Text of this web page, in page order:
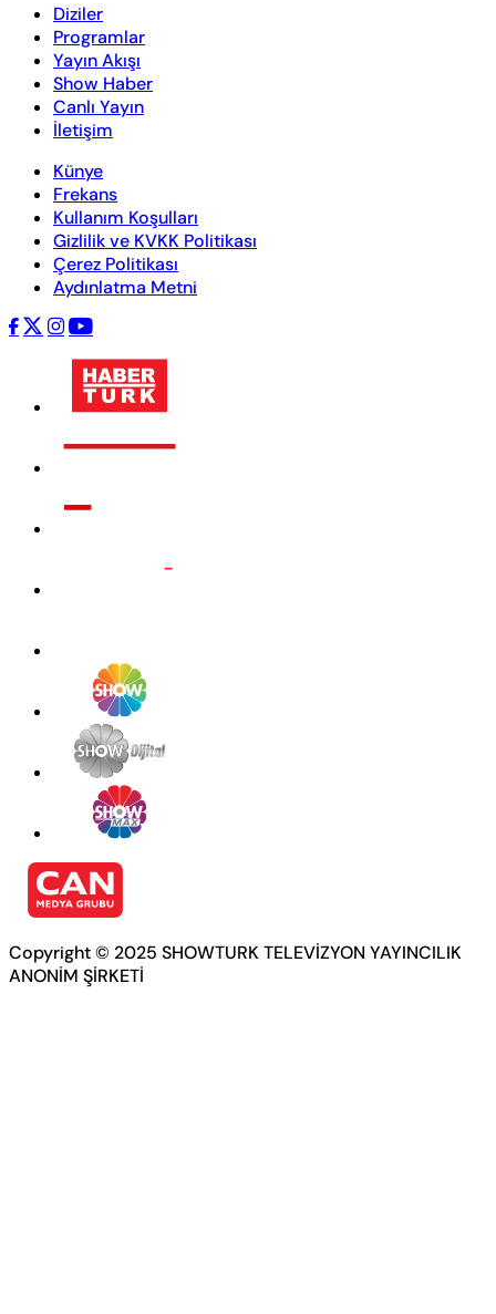
Diziler
Programlar
Yayın Akışı
Show Haber
Canlı Yayın
İletişim
Künye
Frekans
Kullanım Koşulları
Gizlilik ve KVKK Politikası
Çerez Politikası
Aydınlatma Metni
Copyright © 2025 SHOWTURK TELEVİZYON YAYINCILIK
ANONİM ŞİRKETİ